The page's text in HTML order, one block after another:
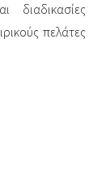
διαδικασίες
πελάτες